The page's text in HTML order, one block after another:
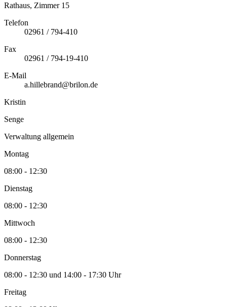
Rathaus, Zimmer 15
Telefon
02961 / 794-410
Fax
02961 / 794-19-410
E-Mail
a.hillebrand@brilon.de
Kristin
Senge
Verwaltung allgemein
Montag
08:00 - 12:30
Dienstag
08:00 - 12:30
Mittwoch
08:00 - 12:30
Donnerstag
08:00 - 12:30 und 14:00 - 17:30 Uhr
Freitag